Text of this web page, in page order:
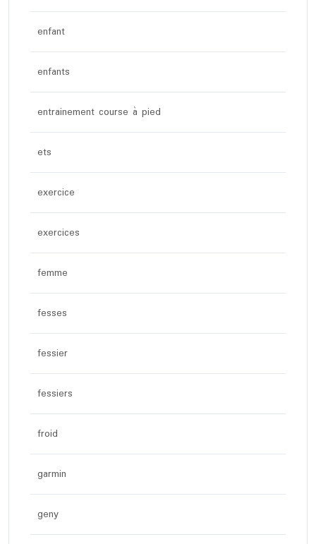
enfant
enfants
entrainement course à pied
ets
exercice
exercices
femme
fesses
fessier
fessiers
froid
garmin
geny